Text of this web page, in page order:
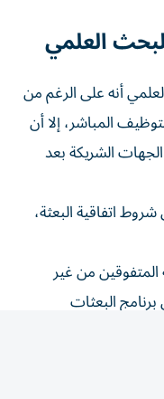
العلمي
أنه على الرغم من
المباشر، إلا أن
الشريكة بعد
اتفاقية البعثة،
من غير
البعثات
المتحدة.